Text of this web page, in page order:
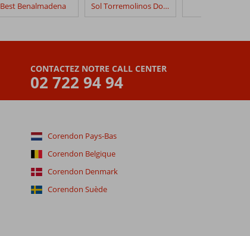
Best Benalmadena Sol Torremolinos Don Pedro
CONTACTEZ NOTRE CALL CENTER
02 722 94 94
Corendon Pays-Bas
Corendon Belgique
Corendon Denmark
Corendon Suède